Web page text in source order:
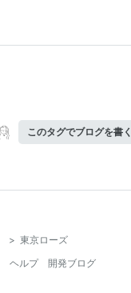
このタグでブログを書く
> 東京ローズ
ヘルプ
開発ブログ